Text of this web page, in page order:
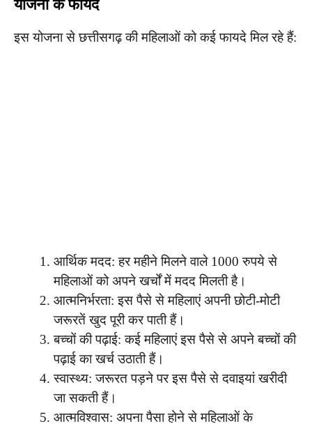
योजना के फायदे
इस योजना से छत्तीसगढ़ की महिलाओं को कई फायदे मिल रहे हैं:
आर्थिक मदद: हर महीने मिलने वाले 1000 रुपये से
महिलाओं को अपने खर्चों में मदद मिलती है।
आत्मनिर्भरता: इस पैसे से महिलाएं अपनी छोटी-मोटी
जरूरतें खुद पूरी कर पाती हैं।
बच्चों की पढ़ाई: कई महिलाएं इस पैसे से अपने बच्चों की
पढ़ाई का खर्च उठाती हैं।
स्वास्थ्य: जरूरत पड़ने पर इस पैसे से दवाइयां खरीदी
जा सकती हैं।
आत्मविश्वास: अपना पैसा होने से महिलाओं के